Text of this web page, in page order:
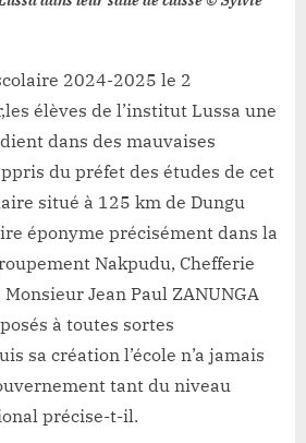
2024-2025 le 2
élèves de l’institut Lussa une
dans des mauvaises
du préfet des études de cet
situé à 125 km de Dungu
éponyme précisément dans la
Nakpudu, Chefferie
Jean Paul ZANUNGA
à toutes sortes
sa création l’école n’a jamais
tant du niveau
précise-t-il.